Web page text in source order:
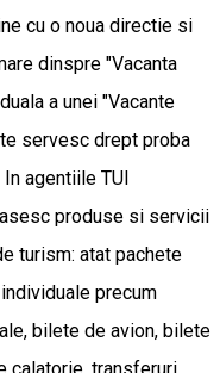
cu o noua directie si
dinspre "Vacanta
a unei "Vacante
servesc drept proba
agentiile TUI
produse si servicii
turism: atat pachete
precum
bilete de avion, bilete
calatorie, transferuri,